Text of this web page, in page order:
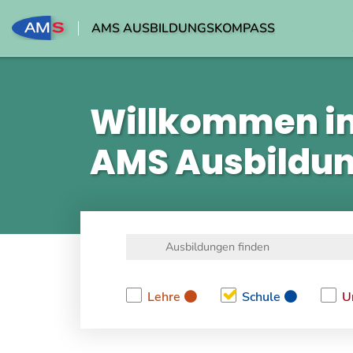
AMS AUSBILDUNGSKOMPASS
Willkommen
AMS
Lehre
Schule